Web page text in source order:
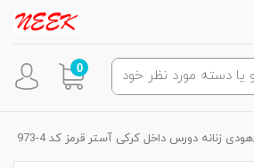
0
هودی زنانه دورس داخل کرکی آستر قرمز کد 4-973